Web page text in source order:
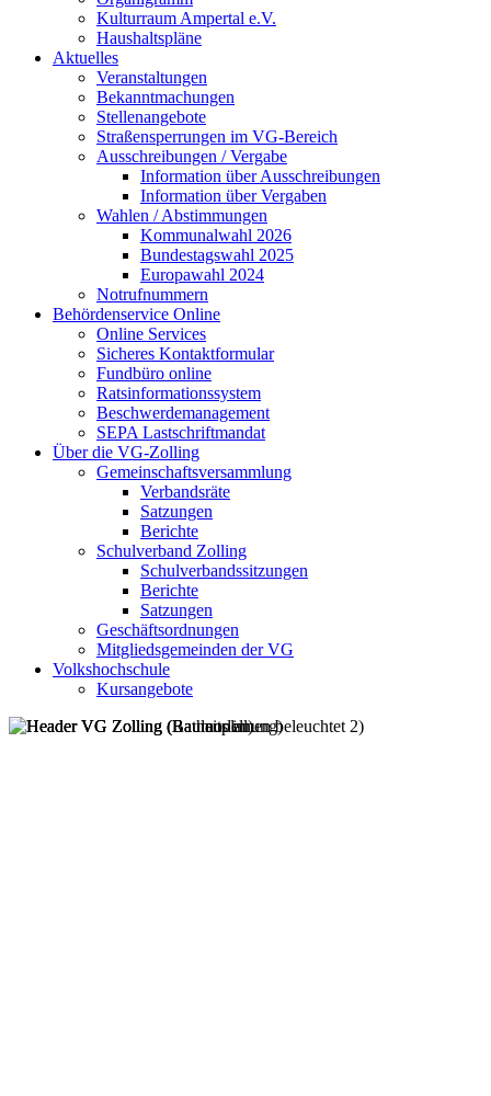
Kulturraum Ampertal e.V.
Haushaltspläne
Aktuelles
Veranstaltungen
Bekanntmachungen
Stellenangebote
Straßensperrungen im VG-Bereich
Ausschreibungen / Vergabe
Information über Ausschreibungen
Information über Vergaben
Wahlen / Abstimmungen
Kommunalwahl 2026
Bundestagswahl 2025
Europawahl 2024
Notrufnummern
Behördenservice Online
Online Services
Sicheres Kontaktformular
Fundbüro online
Ratsinformationssystem
Beschwerdemanagement
SEPA Lastschriftmandat
Über die VG-Zolling
Gemeinschaftsversammlung
Verbandsräte
Satzungen
Berichte
Schulverband Zolling
Schulverbandssitzungen
Berichte
Satzungen
Geschäftsordnungen
Mitgliedsgemeinden der VG
Volkshochschule
Kursangebote